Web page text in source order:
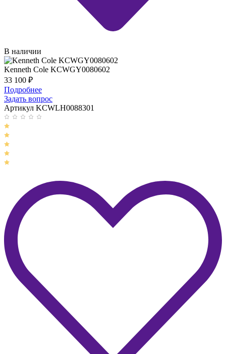
В наличии
Kenneth Cole KCWGY0080602
33 100 ₽
Подробнее
Задать вопрос
Артикул KCWLH0088301